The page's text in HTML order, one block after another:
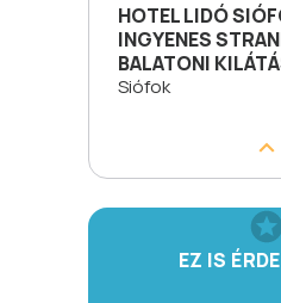
HOTEL LIDÓ
INGYENES
BALATONI
Siófok
EZ IS